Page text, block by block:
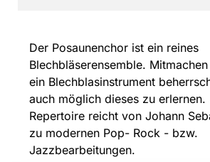
Der Posaunenchor ist ein reines
Blechbläserensemble.
ein Blechblasinstrument
auch möglich dieses zu erlernen.
Repertoire reicht von Johann
zu modernen Pop- Rock - bzw.
Jazzbearbeitungen.